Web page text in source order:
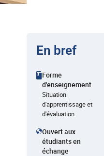
En bref
Forme
d'enseignement
Situation
d'apprentissage et
d'évaluation
Ouvert aux
étudiants en
échange